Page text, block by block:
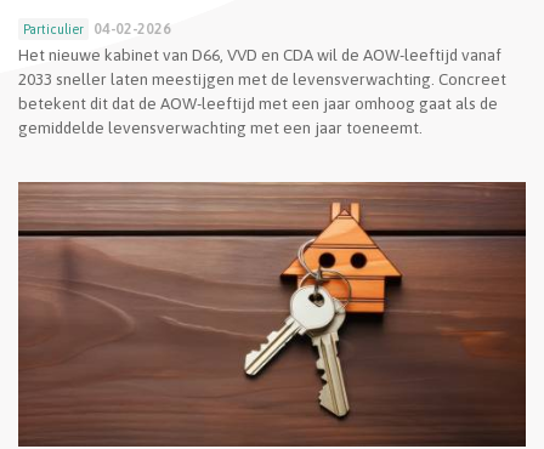
Particulier 04-02-2026
Het nieuwe kabinet van D66, VVD en CDA wil de AOW-leeftijd vanaf
2033 sneller laten meestijgen met de levensverwachting. Concreet
betekent dit dat de AOW-leeftijd met een jaar omhoog gaat als de
gemiddelde levensverwachting met een jaar toeneemt.